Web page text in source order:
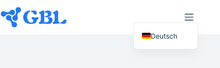
Inhalt
springen
Deutsch